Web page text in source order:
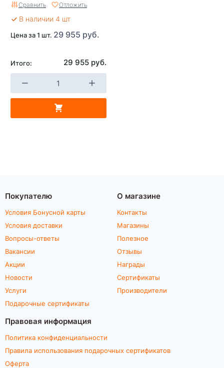
Сравнить Отложить
В наличии 4 шт
Цена за 1 шт. 29 955 руб.
Итого: 29 955 руб.
Покупателю
Условия Бонусной карты
Условия доставки
Вопросы-ответы
Вакансии
Акции
Новости
Услуги
Подарочные сертификаты
О магазине
Контакты
Магазины
Полезное
Отзывы
Награды
Сертификаты
Производители
Правовая информация
Политика конфиденциальности
Правила использования подарочных сертификатов
Оферта